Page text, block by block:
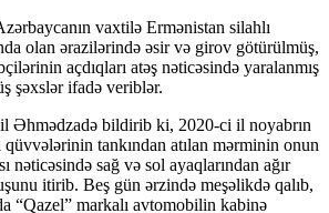
vaxtilə Ermənistan silahlı
olan ərazilərində əsir və girov götürülmüş,
açdıqları atəş nəticəsində yaralanmış
şəxslər ifadə veriblər.
Əhmədzadə bildirib ki, 2020-ci il noyabrın
qüvvələrinin tankından atılan mərminin onun
nəticəsində sağ və sol ayaqlarından ağır
itirib. Beş gün ərzində meşəlikdə qalıb,
“Qazel” markalı avtomobilin kabinə